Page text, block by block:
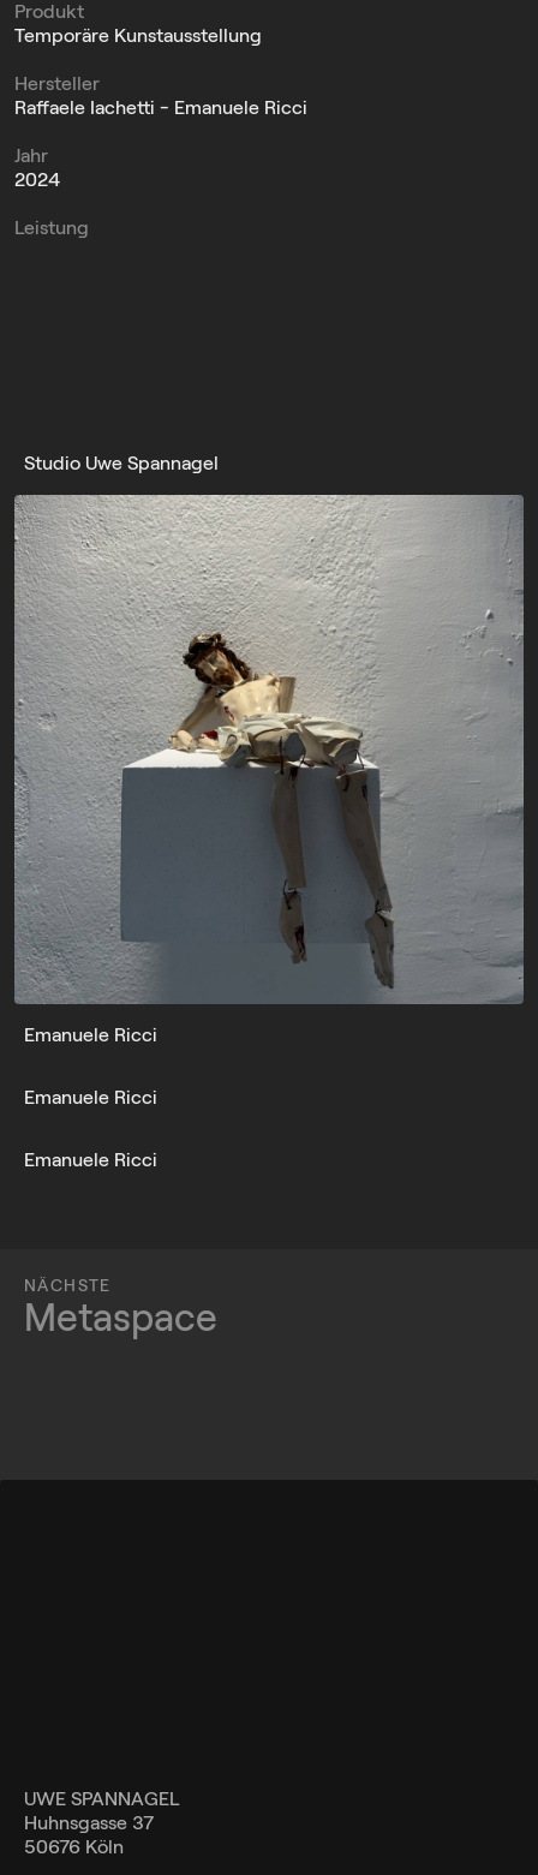
Produkt
Temporäre Kunstausstellung
Hersteller
Raffaele Iachetti - Emanuele Ricci
Jahr
2024
Leistung
Studio Uwe Spannagel
Emanuele Ricci
Emanuele Ricci
Emanuele Ricci
NÄCHSTE
Metaspace
UWE SPANNAGEL
Huhnsgasse 37
50676 Köln